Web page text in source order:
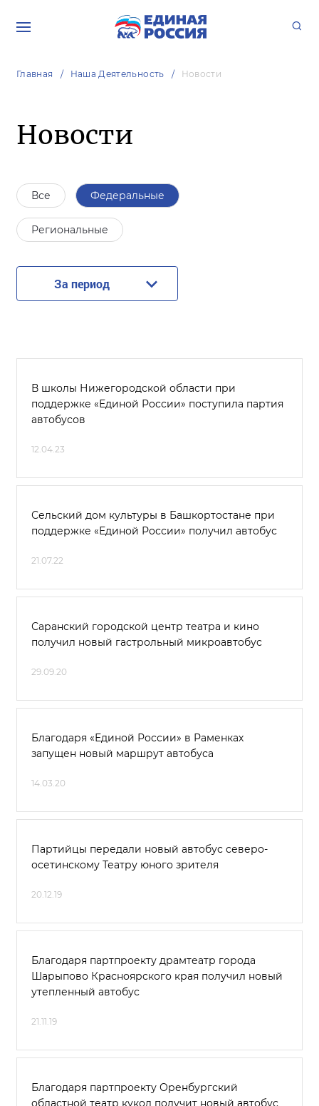
Главная Наша Деятельность Новости
Новости
Все Федеральные
Региональные
За период
В школы Нижегородской области при
поддержке «Единой России» поступила партия
автобусов
12.04.23
Сельский дом культуры в Башкортостане при
поддержке «Единой России» получил автобус
21.07.22
Саранский городской центр театра и кино
получил новый гастрольный микроавтобус
29.09.20
Благодаря «Единой России» в Раменках
запущен новый маршрут автобуса
14.03.20
Партийцы передали новый автобус северо-
осетинскому Театру юного зрителя
20.12.19
Благодаря партпроекту драмтеатр города
Шарыпово Красноярского края получил новый
утепленный автобус
21.11.19
Благодаря партпроекту Оренбургский
областной театр кукол получит новый автобус